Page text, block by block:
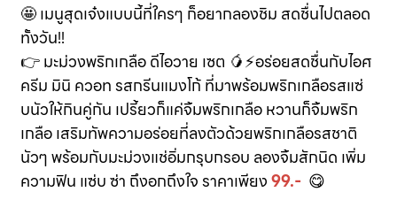
🤩 เมนูสุดเจ๋งแบบนี้ที่ใครๆ ก็อยากลองชิม สดชื่นไปตลอด
ทั้งวัน!!
👉 มะม่วงพริกเกลือ ดีไอวาย เซต 🥭⚡️อร่อยสดชื่นกับไอศ
ครีม มินิ ควอท รสกรีนแมงโก้ ที่มาพร้อมพริกเกลือรสแซ่
บนัวให้กินคู่กัน เปรี้ยวก็แค่จิ้มพริกเกลือ หวานก็จิ้มพริก
เกลือ เสริมทัพความอร่อยที่ลงตัวด้วยพริกเกลือรสชาติ
นัวๆ พร้อมกับมะม่วงแช่อิ่มกรุบกรอบ ลองจิ้มสักนิด เพิ่ม
ความฟิน แซ่บ ซ่า ถึงอกถึงใจ ราคาเพียง99.- 😋